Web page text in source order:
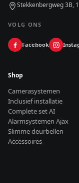
Stekkenbergweg 3B,
VOLG ONS
Facebook
Shop
Camerasystemen
Inclusief installatie
Complete set AI
Alarmsystemen Ajax
Slimme deurbellen
Accessoires